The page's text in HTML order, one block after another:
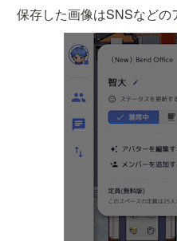
保存した画像はSNSなどの